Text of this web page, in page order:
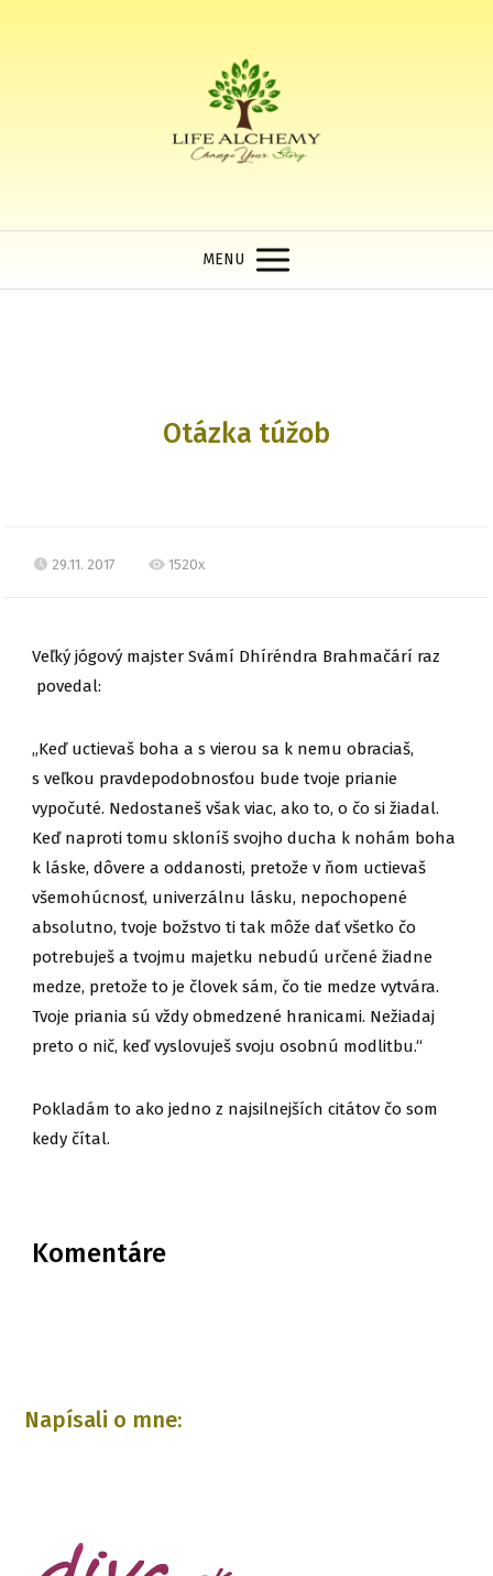
MENU
Otázka túžob
29.11. 2017 1520x
Veľký jógový majster Svámí Dhíréndra Brahmačárí raz
povedal:
„Keď uctievaš boha a s vierou sa k nemu obraciaš,
s veľkou pravdepodobnosťou bude tvoje prianie
vypočuté. Nedostaneš však viac, ako to, o čo si žiadal.
Keď naproti tomu skloníš svojho ducha k nohám boha
k láske, dôvere a oddanosti, pretože v ňom uctievaš
všemohúcnosť, univerzálnu lásku, nepochopené
absolutno, tvoje božstvo ti tak môže dať všetko čo
potrebuješ a tvojmu majetku nebudú určené žiadne
medze, pretože to je človek sám, čo tie medze vytvára.
Tvoje priania sú vždy obmedzené hranicami. Nežiadaj
preto o nič, keď vyslovuješ svoju osobnú modlitbu.“
Pokladám to ako jedno z najsilnejších citátov čo som
kedy čítal.
Komentáre
Napísali o mne: